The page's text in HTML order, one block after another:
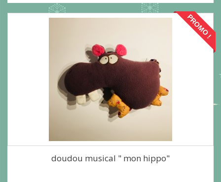
PROMO !
doudou musical " mon hippo"